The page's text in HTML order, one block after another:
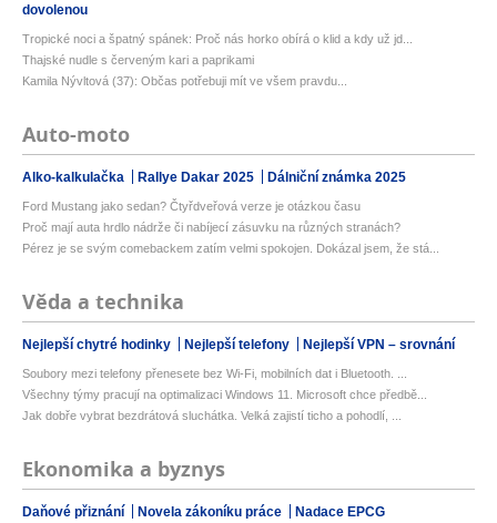
dovolenou
Tropické noci a špatný spánek: Proč nás horko obírá o klid a kdy už jd...
Thajské nudle s červeným kari a paprikami
Kamila Nývltová (37): Občas potřebuji mít ve všem pravdu...
Auto-moto
Alko-kalkulačka Rallye Dakar 2025 Dálniční známka 2025
Ford Mustang jako sedan? Čtyřdveřová verze je otázkou času
Proč mají auta hrdlo nádrže či nabíjecí zásuvku na různých stranách?
Pérez je se svým comebackem zatím velmi spokojen. Dokázal jsem, že stá...
Věda a technika
Nejlepší chytré hodinky Nejlepší telefony Nejlepší VPN – srovnání
Soubory mezi telefony přenesete bez Wi-Fi, mobilních dat i Bluetooth. ...
Všechny týmy pracují na optimalizaci Windows 11. Microsoft chce předbě...
Jak dobře vybrat bezdrátová sluchátka. Velká zajistí ticho a pohodlí, ...
Ekonomika a byznys
Daňové přiznání Novela zákoníku práce Nadace EPCG